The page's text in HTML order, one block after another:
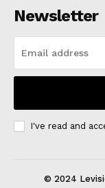
Newsletter
I've read and
© 2024